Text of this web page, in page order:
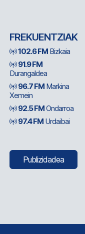
FREKUENTZIAK
102.6 FM Bizkaia
91.9 FM
Durangaldea
96.7 FM Markina
Xemein
92.5 FMOndarroa
97.4 FM Urdaibai
Publizidadea